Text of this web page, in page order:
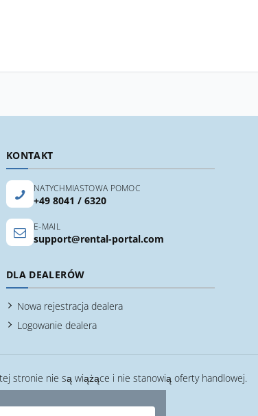
KONTAKT
NATYCHMIASTOWA POMOC
+49 8041 / 6320
E-MAIL
support@rental-portal.com
DLA DEALERÓW
Nowa rejestracja dealera
Logowanie dealera
stronie nie są wiążące i nie stanowią oferty handlowej.